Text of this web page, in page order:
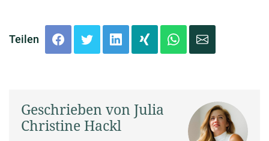
Teilen
Geschrieben von Julia
Christine Hackl